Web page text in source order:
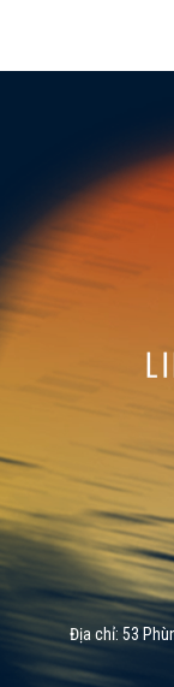
Địa chỉ: 53